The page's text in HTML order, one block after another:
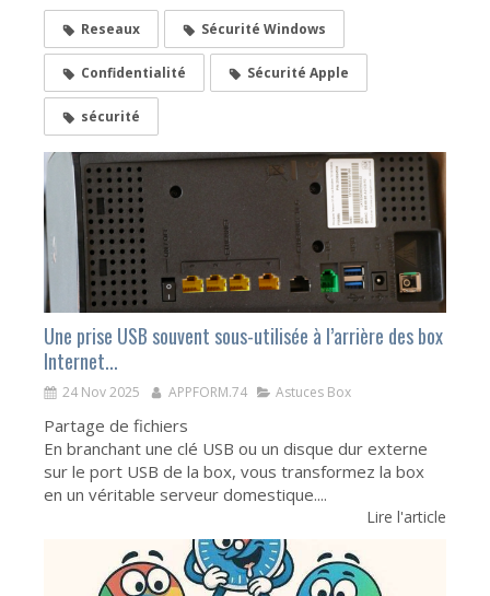
Reseaux Sécurité Windows
Confidentialité Sécurité Apple
sécurité
Une prise USB souvent sous-utilisée à l’arrière des box
Internet...
24 Nov 2025 APPFORM.74 Astuces Box
Partage de fichiers
En branchant une clé USB ou un disque dur externe
sur le port USB de la box, vous transformez la box
en un véritable serveur domestique....
Lire l'article